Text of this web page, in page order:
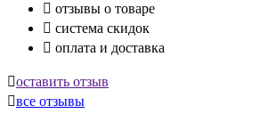
 отзывы о товаре
 система скидок
 оплата и доставка
оставить отзыв
все отзывы